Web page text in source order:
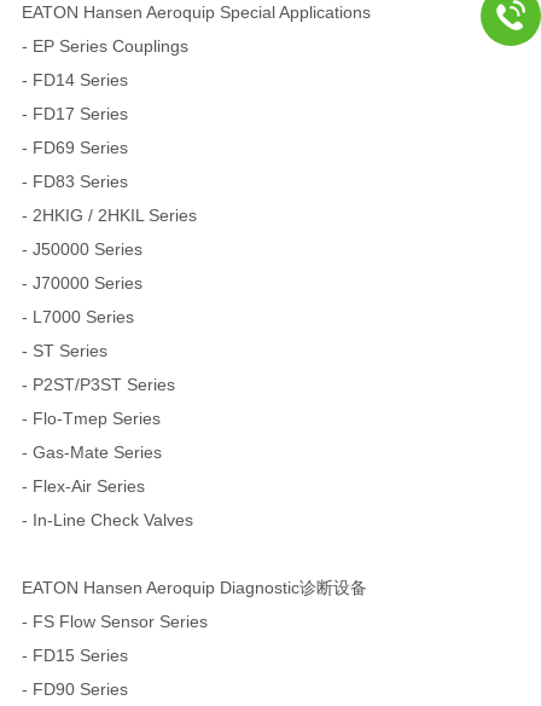
EATON Hansen Aeroquip Special Applications
- EP Series Couplings
- FD14 Series
- FD17 Series
- FD69 Series
- FD83 Series
- 2HKIG / 2HKIL Series
- J50000 Series
- J70000 Series
- L7000 Series
- ST Series
- P2ST/P3ST Series
- Flo-Tmep Series
- Gas-Mate Series
- Flex-Air Series
- In-Line Check Valves
EATON Hansen Aeroquip Diagnostic诊断设备
- FS Flow Sensor Series
- FD15 Series
- FD90 Series